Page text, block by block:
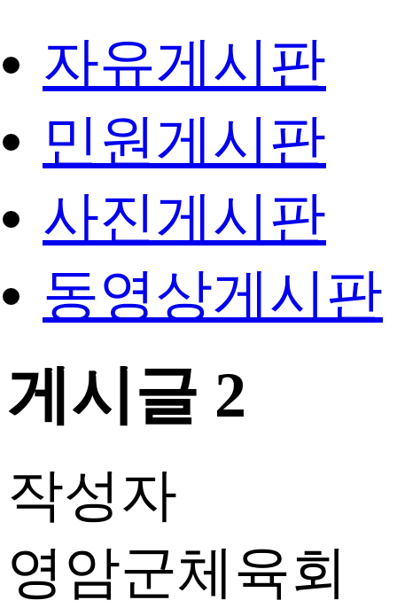
자유게시판
민원게시판
사진게시판
동영상게시판
게시글 2
작성자
영암군체육회